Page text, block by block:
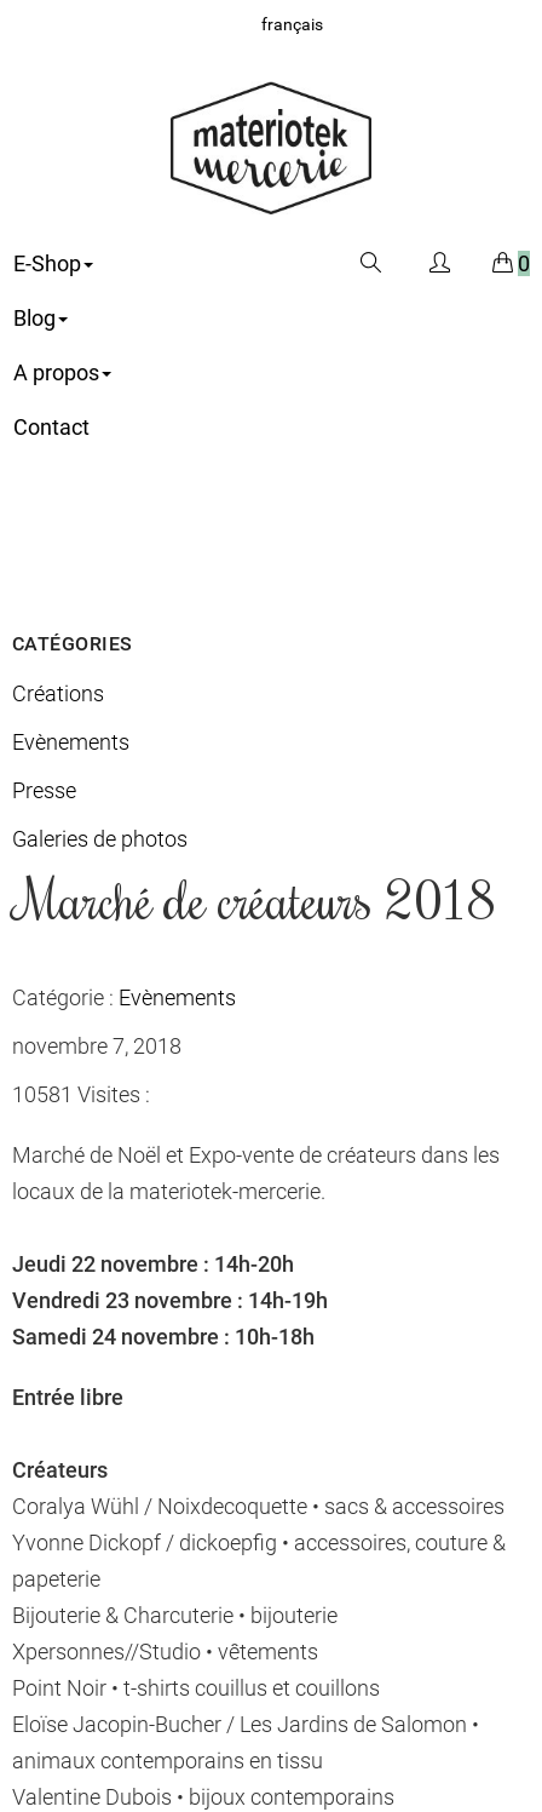
français
E-Shop
Blog
A propos
Contact
0
CATÉGORIES
Créations
Evènements
Presse
Galeries de photos
Marché de créateurs 2018
Catégorie : Evènements
novembre 7, 2018
10581 Visites :
Marché de Noël et Expo-vente de créateurs dans les
locaux de la materiotek-mercerie.
Jeudi 22 novembre : 14h-20h
Vendredi 23 novembre : 14h-19h
Samedi 24 novembre : 10h-18h
Entrée libre
Créateurs
Coralya Wühl / Noixdecoquette • sacs & accessoires
Yvonne Dickopf / dickoepfig • accessoires, couture &
papeterie
Bijouterie & Charcuterie • bijouterie
Xpersonnes//Studio • vêtements
Point Noir • t-shirts couillus et couillons
Eloïse Jacopin-Bucher / Les Jardins de Salomon •
animaux contemporains en tissu
Valentine Dubois • bijoux contemporains